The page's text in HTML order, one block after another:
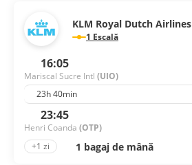
KLM Royal Dutch Airlines
1 Escală
16:05
Mariscal Sucre Intl (UIO)
23h 40min
23:45
Henri Coanda (OTP)
+1 zi
1 bagaj de mână